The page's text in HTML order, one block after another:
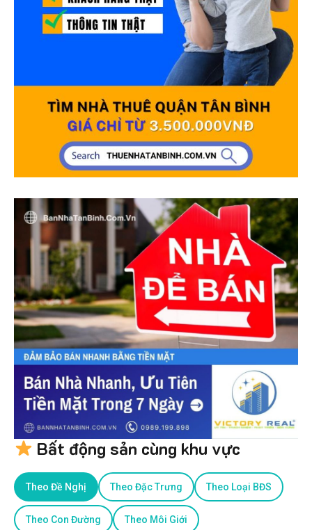
Bất động sản cùng khu vực
Theo Đề Nghị Theo Đặc Trưng Theo Loại BĐS
Theo Con Đường Theo Môi Giới